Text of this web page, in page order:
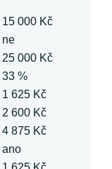
15 000 Kč
ne
25 000 Kč
33 %
1 625 Kč
2 600 Kč
4 875 Kč
ano